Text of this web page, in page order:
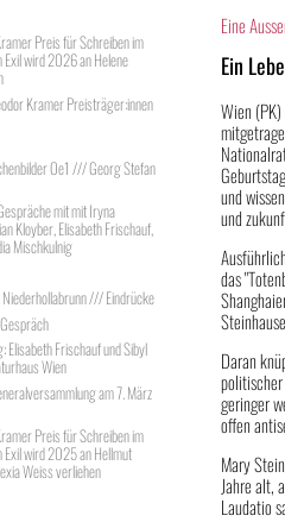
Eine
Ein
Wien
und
und
das
Daran
politischer
geringer
offen
Mary
Jahre alt,
Laudatio
Preis für Schreiben im
Exil wird 2026 an Helene
Kramer Preisträger:innen
Oe1 /// Georg Stefan
mit mit Iryna
Kloyber, Elisabeth Frischauf,
Mischkulnig
/// Eindrücke
Elisabeth Frischauf und Sibyl
Wien
am 7. März
Preis für Schreiben im
Exil wird 2025 an Hellmut
Weiss verliehen